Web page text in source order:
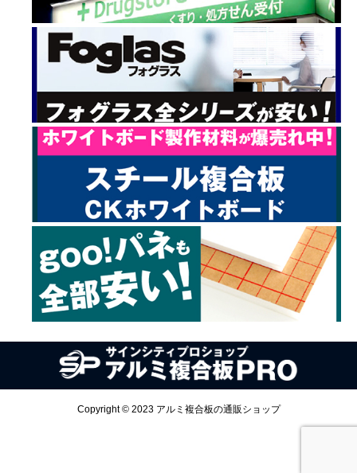
Copyright © 2023 アルミ複合板の通販ショップ